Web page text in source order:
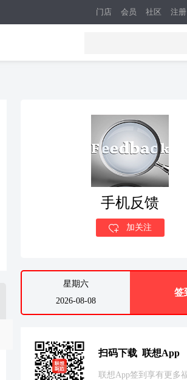
注册
门店 会员 社区
手机反馈
加关注
星期六
2026-08-08
签
扫码下载 联想App
联想App签到享有更多